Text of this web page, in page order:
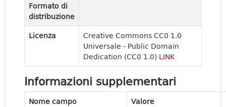
Formato di
distribuzione
Licenza
Creative Commons CC0 1.0
Universale - Public Domain
Dedication (CC0 1.0) LINK
Informazioni supplementari
Nome campo
Valore